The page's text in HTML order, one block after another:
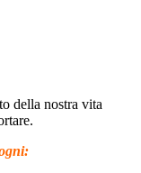
della nostra vita